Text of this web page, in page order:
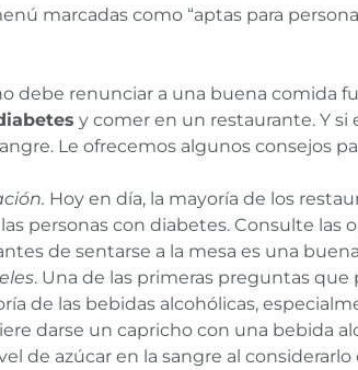
marcadas como “aptas para
debe renunciar a una buena comida
y comer en un restaurante. Y
Le ofrecemos algunos consejos
Hoy en día, la mayoría de los
personas con diabetes. Consulte las
de sentarse a la mesa es una
. Una de las primeras preguntas
de las bebidas alcohólicas,
darse un capricho con una bebida
de azúcar en la sangre al